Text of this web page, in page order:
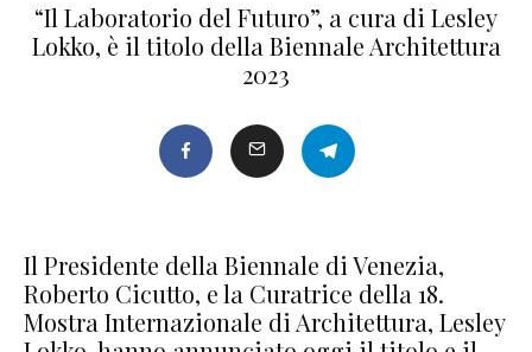
“Il Laboratorio del Futuro”, a cura di Lesley
Lokko, è il titolo della Biennale Architettura
2023
Il Presidente della Biennale di Venezia,
Roberto Cicutto, e la Curatrice della 18.
Mostra Internazionale di Architettura, Lesley